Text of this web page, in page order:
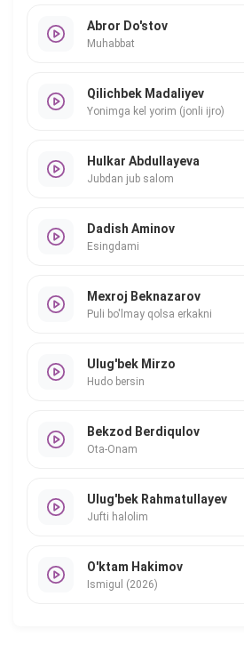
Abror Do'stov
Muhabbat
Qilichbek Madaliyev
Yonimga kel yorim (jonli ijro)
Hulkar Abdullayeva
Jubdan jub salom
Dadish Aminov
Esingdami
Mexroj Beknazarov
Puli bo'lmay qolsa erkakni
Ulug'bek Mirzo
Hudo bersin
Bekzod Berdiqulov
Ota-Onam
Ulug'bek Rahmatullayev
Jufti halolim
O'ktam Hakimov
Ismigul (2026)